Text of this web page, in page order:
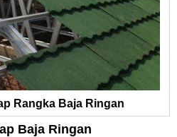
Rangka Baja Ringan
Baja Ringan